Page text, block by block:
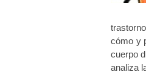
cómo y
cuerpo
analiza